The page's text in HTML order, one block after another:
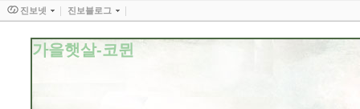
가을햇살-코뮌
진보넷 진보블로그